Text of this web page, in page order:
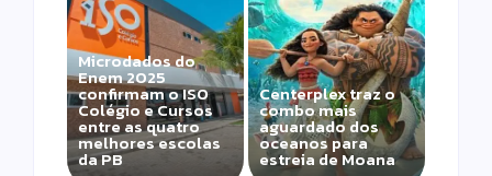
Microdados do
Enem 2025
confirmam o ISO
Colégio e Cursos
entre as quatro
melhores escolas
da PB
Centerplex traz o
combo mais
aguardado dos
oceanos para
estreia de Moana